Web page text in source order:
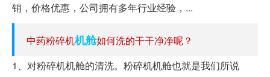
销，价格优惠，公司拥有多年行业经验，...
中药粉碎机机舱如何洗的干干净净呢？
1、对粉碎机机舱的清洗。粉碎机机舱也就是我们所说